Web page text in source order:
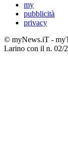
my
pubblicità
privacy
© myNews.iT -
Larino con il n. 02/